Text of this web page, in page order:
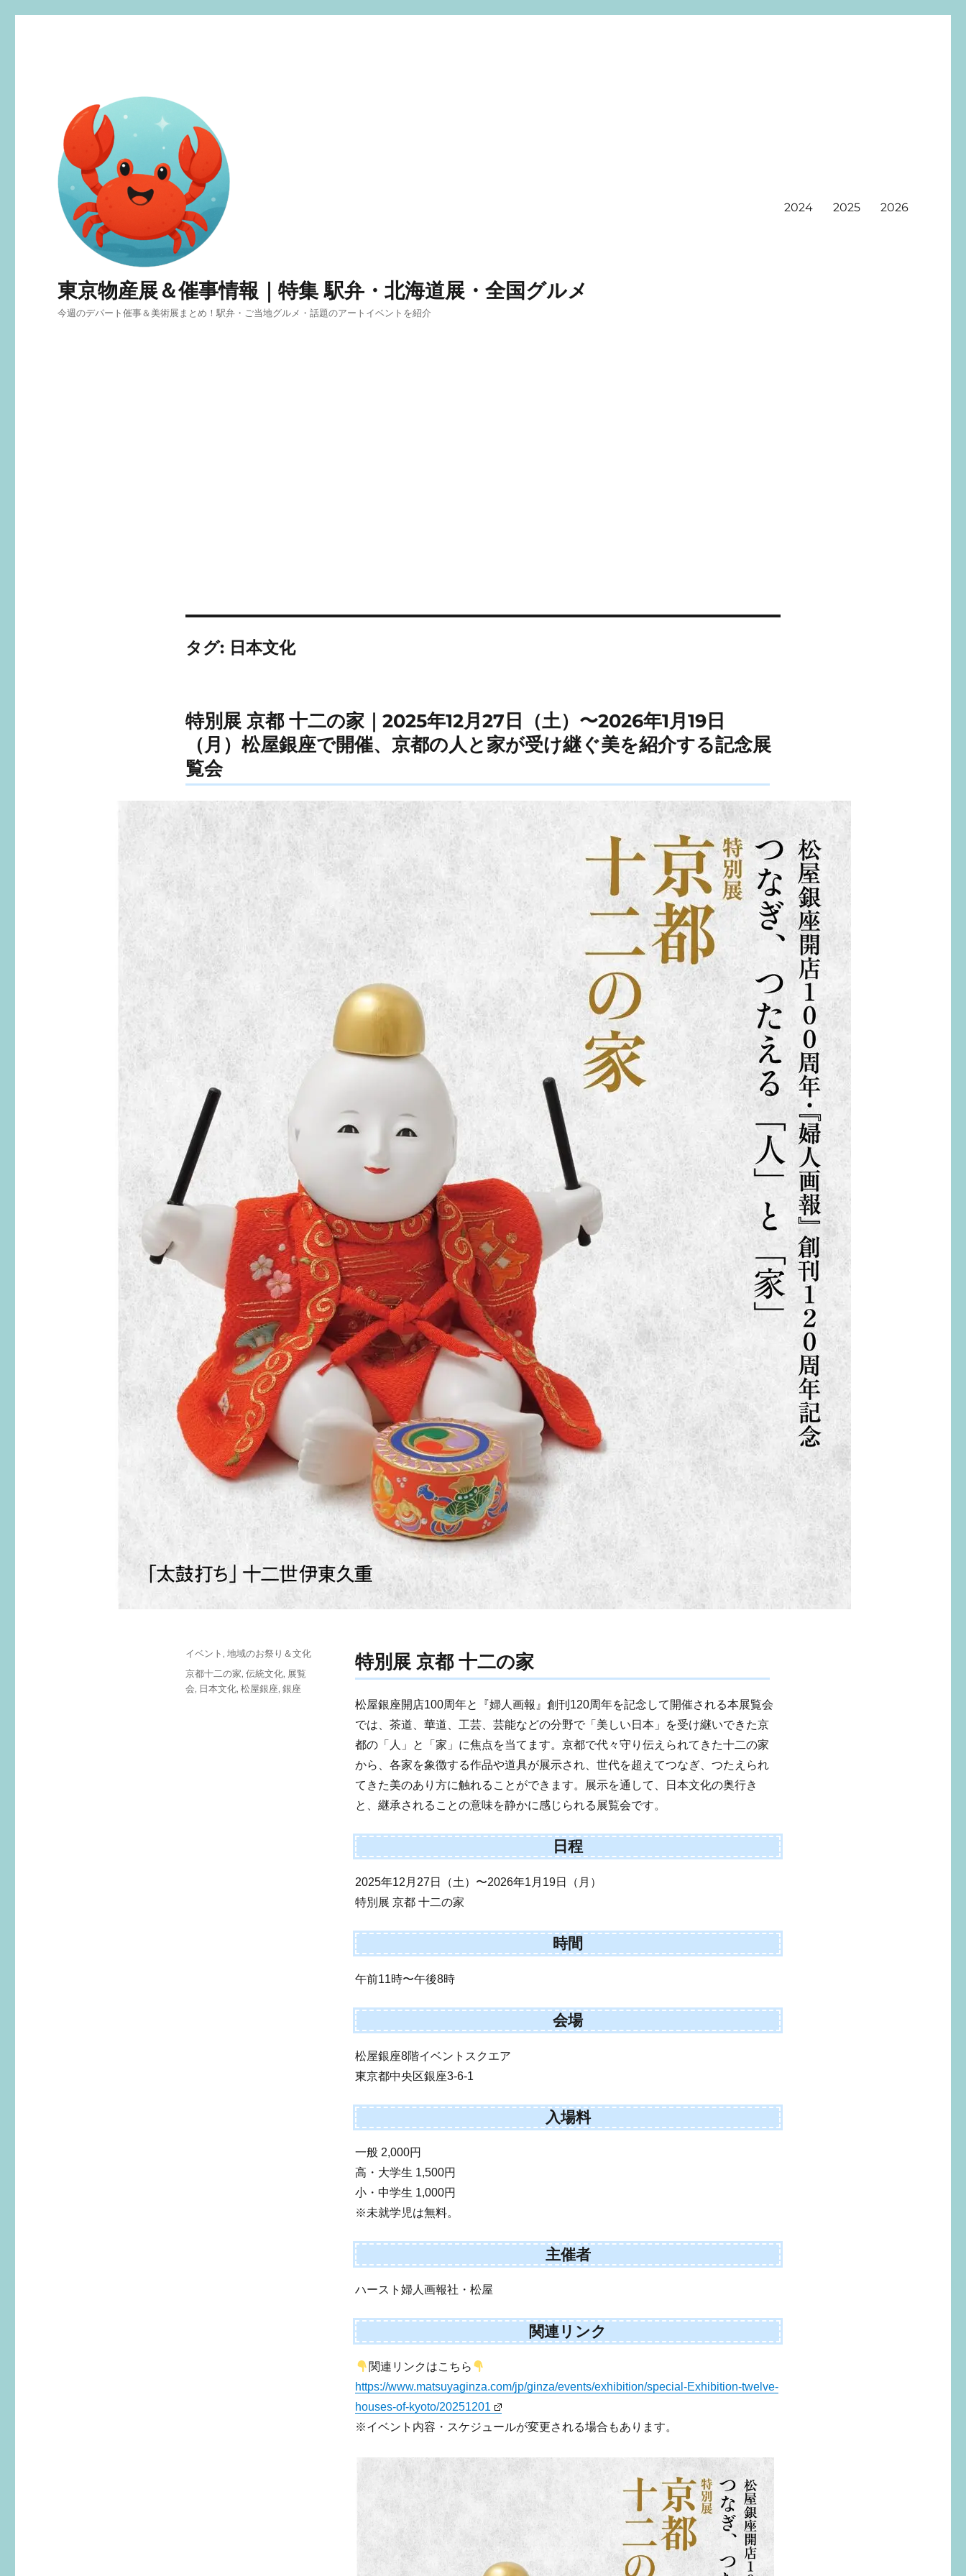
東京物産展＆催事情報｜特集 駅弁・北海道展・全国グルメ
今週のデパート催事＆美術展まとめ！駅弁・ご当地グルメ・話題のアートイベントを紹介
2024 2025 2026
タグ: 日本文化
特別展 京都 十二の家｜2025年12月27日（土）〜2026年1月19日
（月）松屋銀座で開催、京都の人と家が受け継ぐ美を紹介する記念展
覧会
特別展 京都 十二の家
松屋銀座開店100周年と『婦人画報』創刊120周年を記念して開催される本展覧会
では、茶道、華道、工芸、芸能などの分野で「美しい日本」を受け継いできた京
都の「人」と「家」に焦点を当てます。京都で代々守り伝えられてきた十二の家
から、各家を象徴する作品や道具が展示され、世代を超えてつなぎ、つたえられ
てきた美のあり方に触れることができます。展示を通して、日本文化の奥行き
と、継承されることの意味を静かに感じられる展覧会です。
日程
2025年12月27日（土）〜2026年1月19日（月）
特別展 京都 十二の家
時間
午前11時〜午後8時
会場
松屋銀座8階イベントスクエア
東京都中央区銀座3-6-1
入場料
一般 2,000円
高・大学生 1,500円
小・中学生 1,000円
※未就学児は無料。
主催者
ハースト婦人画報社・松屋
関連リンク
関連リンクはこちら
https://www.matsuyaginza.com/jp/ginza/events/exhibition/special-Exhibition-twelve-
houses-of-kyoto/20251201
※イベント内容・スケジュールが変更される場合もあります。
投
日:
カ
テ
ゴ
イベント , 地域のお祭り＆文化
タ
グ
京都十二の家, 伝統文化, 展覧
会, 日本文化, 松屋銀座, 銀座